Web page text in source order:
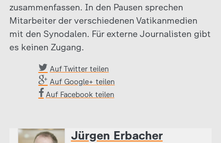
zusammenfassen. In den Pausen sprechen
Mitarbeiter der verschiedenen Vatikanmedien
mit den Synodalen. Für externe Journalisten gibt
es keinen Zugang.
Auf Twitter teilen
Auf Google+ teilen
Auf Facebook teilen
Jürgen Erbacher